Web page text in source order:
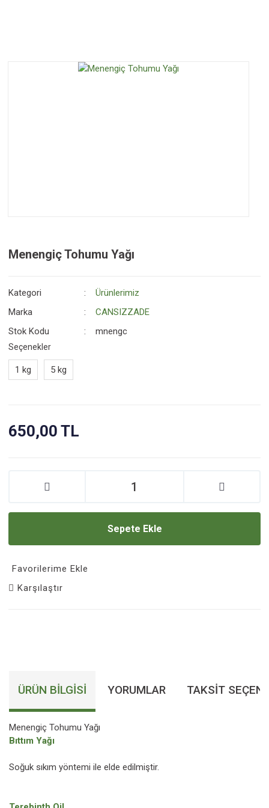
Menengiç Tohumu Yağı
Kategori
Ürünlerimiz
Marka
CANSIZZADE
Stok Kodu
mnengc
Seçenekler
1 kg 5 kg
650,00 TL
Sepete Ekle
Favorilerime Ekle
Karşılaştır
ÜRÜN BILGISI YORUMLAR TAKSIT
Menengiç Tohumu Yağı
Bıttım Yağı
Soğuk sıkım yöntemi ile elde edilmiştir.